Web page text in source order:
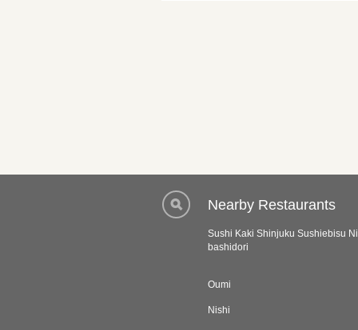
Nearby Restaurants
Sushi Kaki Shinjuku Sushiebisu
bashidori
Oumi
Nishi